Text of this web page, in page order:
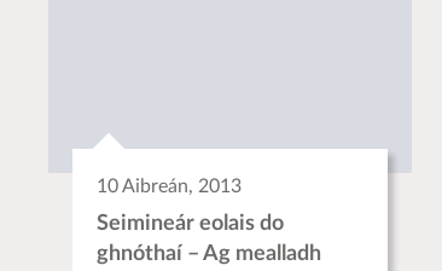
10 Aibreán, 2013
Seimineár eolais do
ghnóthaí – Ag mealladh